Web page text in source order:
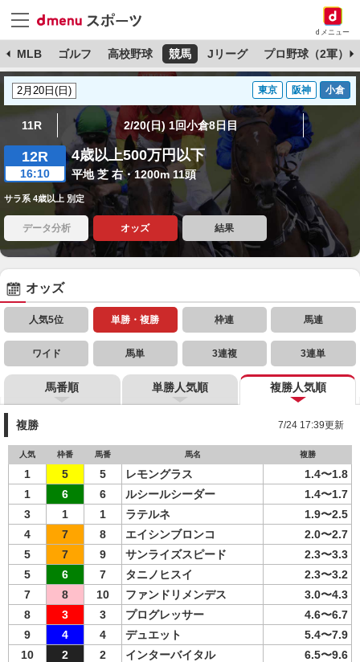
dメニュー
MLB ゴルフ 高校野球 競馬 Jリーグ プロ野球（2軍）
東京 阪神 小倉
11R 2/20(日) 1回小倉8日目
12R
16:10
4歳以上500万円以下
平地 芝 右・1200m 11頭
サラ系 4歳以上 別定
データ分析 オッズ 結果
オッズ
人気5位 単勝・複勝 枠連 馬連
ワイド 馬単 3連複 3連単
馬番順 単勝人気順 複勝人気順
複勝 7/24 17:39更新
人気 枠番 馬番 馬名 複勝
1 5 5 レモングラス
1.4〜1.8
1
6 6 ルシールシーダー
1.4〜1.7
3
1 1 ラテルネ
1.9〜2.5
4
7 8 エイシンブロンコ
2.0〜2.7
5
7 9 サンライズスピード
2.3〜3.3
5
6 7 タニノヒスイ
2.3〜3.2
7
8 10 ファンドリメンデス
3.0〜4.3
8
3 3 プログレッサー
4.6〜6.7
9
4 4 デュエット
5.4〜7.9
10
2 2 インターバイタル
6.5〜9.6